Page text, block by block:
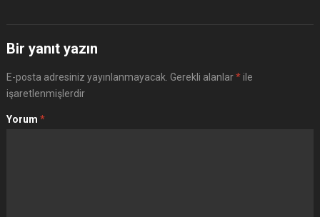
Bir yanıt yazın
E-posta adresiniz yayınlanmayacak. Gerekli alanlar*ile
işaretlenmişlerdir
Yorum *